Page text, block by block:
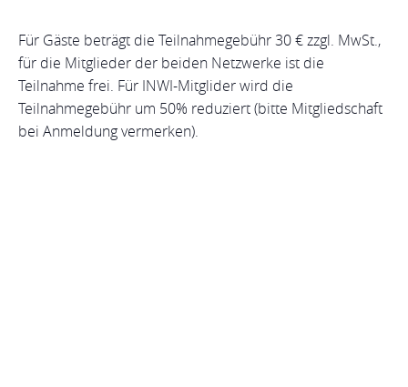
Für Gäste beträgt die Teilnahmegebühr 30 € zzgl. MwSt.,
für die Mitglieder der beiden Netzwerke ist die
Teilnahme frei. Für INWI-Mitglider wird die
Teilnahmegebühr um 50% reduziert (bitte Mitgliedschaft
bei Anmeldung vermerken).